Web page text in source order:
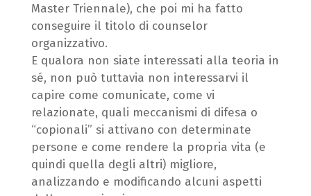
Master Triennale), che poi mi ha fatto
conseguire il titolo di counselor
organizzativo.
E qualora non siate interessati alla teoria in
sé, non può tuttavia non interessarvi il
capire come comunicate, come vi
relazionate, quali meccanismi di difesa o
“copionali” si attivano con determinate
persone e come rendere la propria vita (e
quindi quella degli altri) migliore,
analizzando e modificando alcuni aspetti